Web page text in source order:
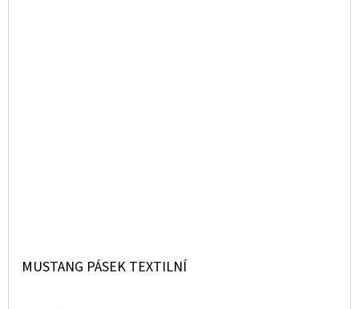
MUSTANG PÁSEK TEXTILNÍ